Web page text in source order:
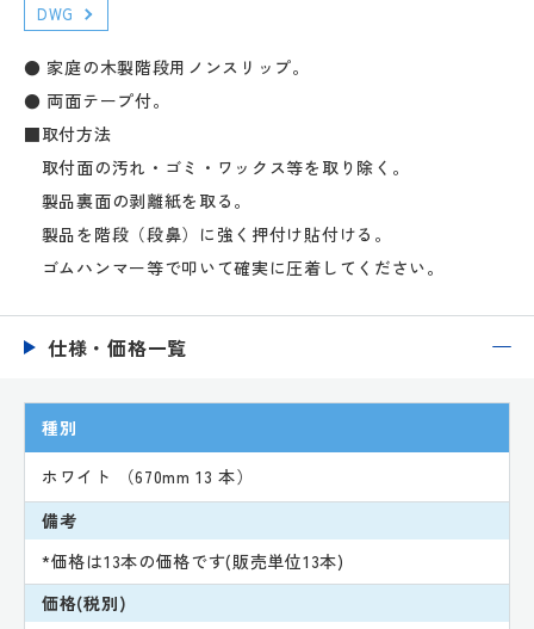
DWG
● 家庭の木製階段用ノンスリップ。
● 両面テープ付。
■取付方法
取付面の汚れ・ゴミ・ワックス等を取り除く。
製品裏面の剥離紙を取る。
製品を階段（段鼻）に強く押付け貼付ける。
ゴムハンマー等で叩いて確実に圧着してください。
仕様・価格一覧
種別
ホワイト （670mm 13 本）
備考
*価格は13本の価格です(販売単位13本)
価格(税別)